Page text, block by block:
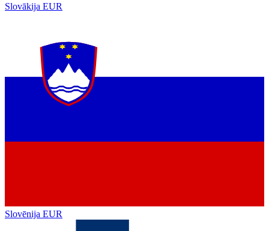
Slovākija EUR
Slovēnija EUR